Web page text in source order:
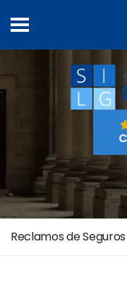
Reclamos de